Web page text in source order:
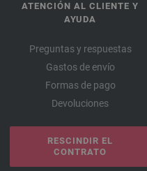
ATENCIÓN AL CLIENTE Y
AYUDA
Preguntas y respuestas
Gastos de envío
Formas de pago
Devoluciones
RESCINDIR EL
CONTRATO